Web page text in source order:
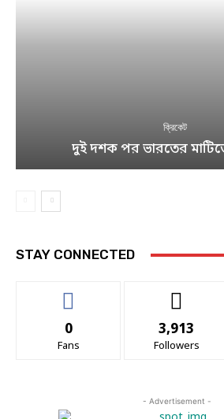
ক্রিকেট
দুই দশক পর ভারতের
STAY CONNECTED
0
Fans
3,913
Followers
- Advertisement -